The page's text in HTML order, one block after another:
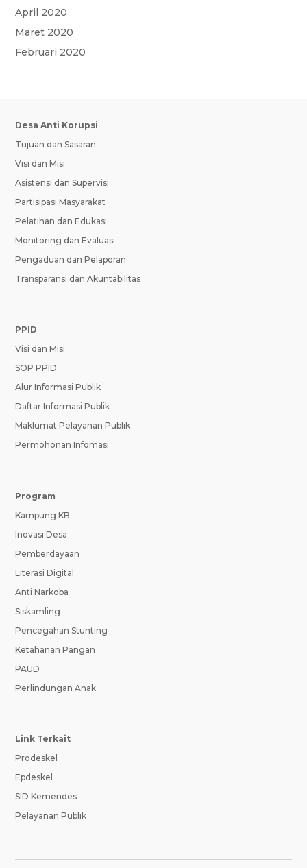
April 2020
Maret 2020
Februari 2020
Desa Anti Korupsi
Tujuan dan Sasaran
Visi dan Misi
Asistensi dan Supervisi
Partisipasi Masyarakat
Pelatihan dan Edukasi
Monitoring dan Evaluasi
Pengaduan dan Pelaporan
Transparansi dan Akuntabilitas
PPID
Visi dan Misi
SOP PPID
Alur Informasi Publik
Daftar Informasi Publik
Maklumat Pelayanan Publik
Permohonan Infomasi
Program
Kampung KB
Inovasi Desa
Pemberdayaan
Literasi Digital
Anti Narkoba
Siskamling
Pencegahan Stunting
Ketahanan Pangan
PAUD
Perlindungan Anak
Link Terkait
Prodeskel
Epdeskel
SID Kemendes
Pelayanan Publik